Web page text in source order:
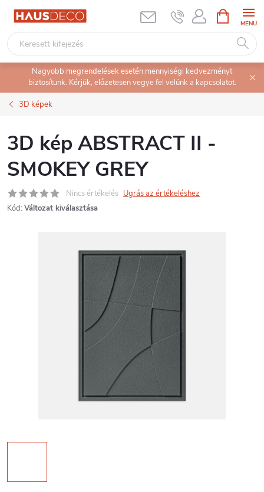
Ugrás
tartalomhoz
KOSÁR
Nagyobb megrendelések esetén mennyiségi kedvezményt
biztosítunk. Kérjük, előzetesen vegye fel velünk a kapcsolatot.
3D képek
3D kép ABSTRACT II -
SMOKEY GREY
Nincs értékelés Ugrás az értékeléshez
Kód: Változat kiválasztása